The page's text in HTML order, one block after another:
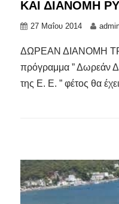
ΚΑΙ ΔΙΑΝΟΜΗ
27 Μαΐου 2014
ΔΩΡΕΑΝ ΔΙΑΝΟΜΗ
πρόγραμμα ” Δωρεάν
της Ε. Ε. ” φέτος θα